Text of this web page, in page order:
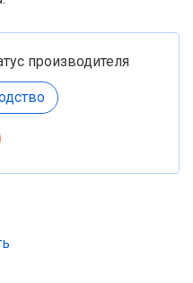
производителя